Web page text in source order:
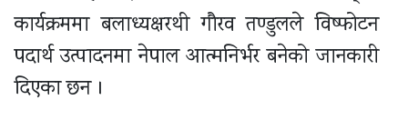
कार्यक्रममा बलाध्यक्षरथी गौरव तण्डुलले विष्फोटन
पदार्थ उत्पादनमा नेपाल आत्मनिर्भर बनेको जानकारी
दिएका छन ।